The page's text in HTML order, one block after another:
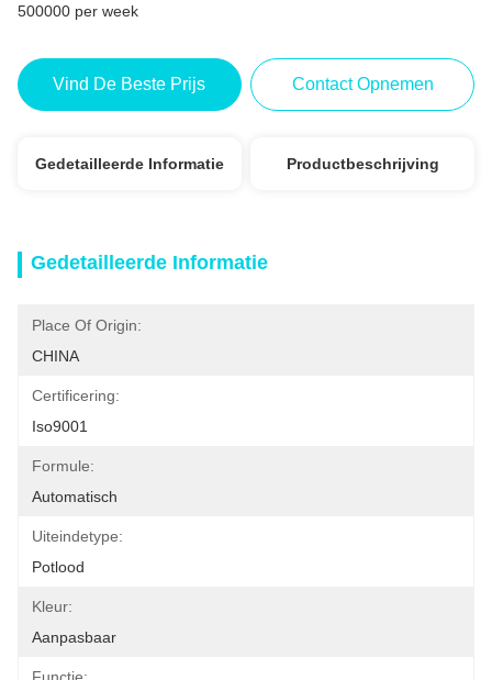
500000 per week
Vind De Beste Prijs Contact Opnemen
Gedetailleerde Informatie Productbeschrijving
Gedetailleerde Informatie
Place Of Origin:
CHINA
Certificering:
Iso9001
Formule:
Automatisch
Uiteindetype:
Potlood
Kleur:
Aanpasbaar